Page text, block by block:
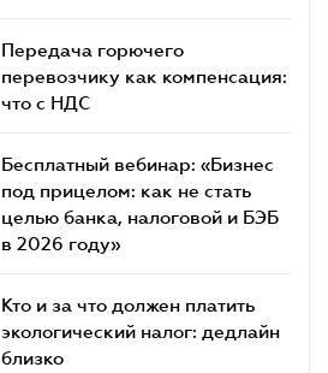
Передача горючего
перевозчику как компенсация:
что с НДС
Бесплатный вебинар: «Бизнес
под прицелом: как не стать
целью банка, налоговой и БЭБ
в 2026 году»
Кто и за что должен платить
экологический налог: дедлайн
близко